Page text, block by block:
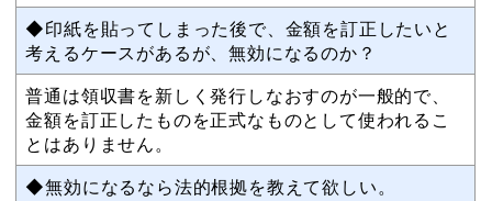
◆印紙を貼ってしまった後で、金額を訂正したいと
考えるケースがあるが、無効になるのか？
普通は領収書を新しく発行しなおすのが一般的で、
金額を訂正したものを正式なものとして使われるこ
とはありません。
◆無効になるなら法的根拠を教えて欲しい。